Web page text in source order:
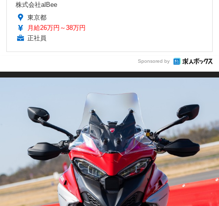
株式会社alBee
東京都
月給26万円～38万円
正社員
Sponsored by